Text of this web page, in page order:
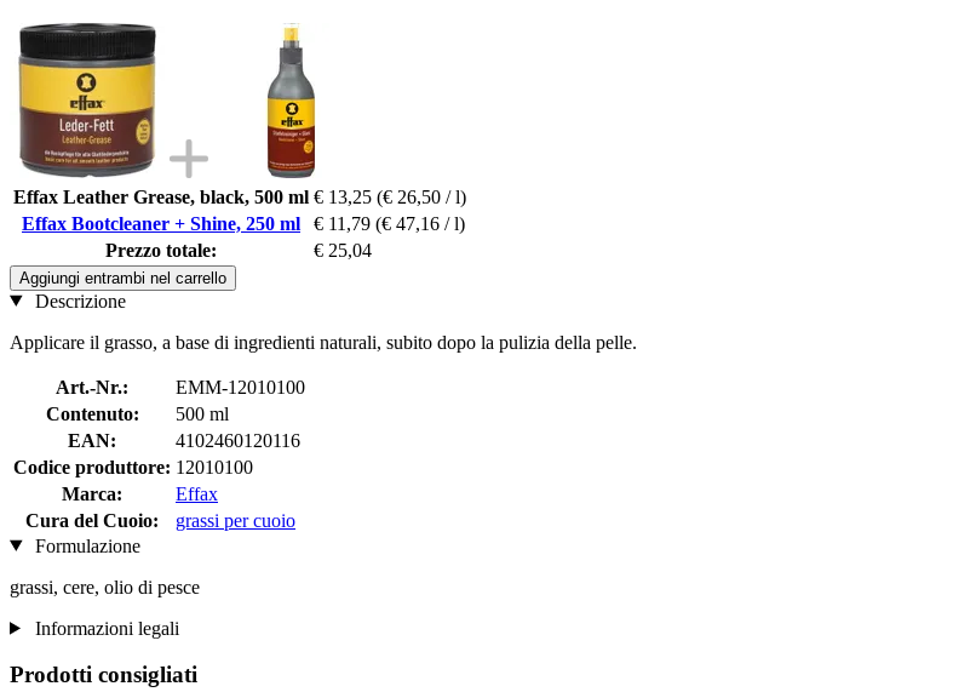
Effax Leather Grease, black, 500 ml € 13,25 (€ 26,50 / l)
Effax Bootcleaner + Shine, 250 ml
€ 11,79 (€ 47,16 / l)
Prezzo totale:
€ 25,04
Aggiungi entrambi nel carrello
Descrizione
Applicare il grasso, a base di ingredienti naturali, subito dopo la pulizia della pelle.
Art.-Nr.:
EMM-12010100
Contenuto:
500 ml
EAN:
4102460120116
Codice produttore: 12010100
Marca:
Effax
Cura del Cuoio:
grassi per cuoio
Formulazione
grassi, cere, olio di pesce
Informazioni legali
Prodotti consigliati